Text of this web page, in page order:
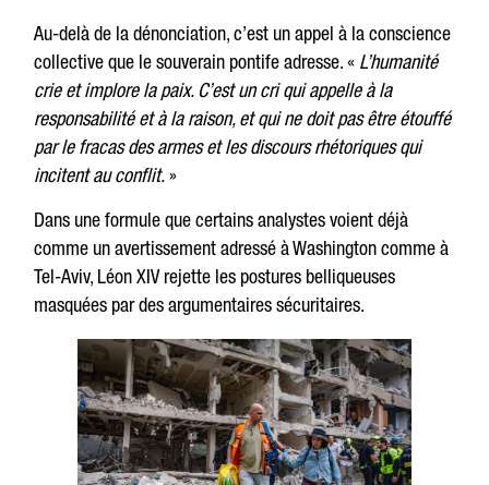
Au-delà de la dénonciation, c’est un appel à la conscience
collective que le souverain pontife adresse. « L’humanité
crie et implore la paix. C’est un cri qui appelle à la
responsabilité et à la raison, et qui ne doit pas être étouffé
par le fracas des armes et les discours rhétoriques qui
incitent au conflit.»
Dans une formule que certains analystes voient déjà
comme un avertissement adressé à Washington comme à
Tel-Aviv, Léon XIV rejette les postures belliqueuses
masquées par des argumentaires sécuritaires.